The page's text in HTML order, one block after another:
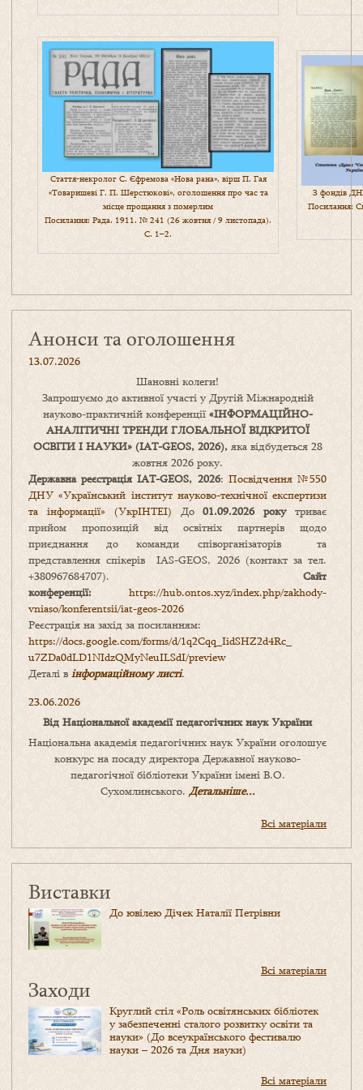
Стаття-некролог С. Єфремова «Нова рана», вірш П. Гая
«Товаришеві Г. П. Шерстюкові», оголошення про час та
місце прощання з померлим
Посилання: Рада. 1911. № 241 (26 жовтня / 9 листопада).
С. 1–2.
З фондів
Посилання:
Анонси та оголошення
13.07.2026
Шановні колеги!
Запрошуємо до активної участі у Другій Міжнародній
науково-практичній конференції «ІНФОРМАЦІЙНО-
АНАЛІТИЧНІ ТРЕНДИ ГЛОБАЛЬНОЇ ВІДКРИТОЇ
ОСВІТИ І НАУКИ» (IAT-GEOS, 2026),яка відбудеться 28
жовтня 2026 року.
Державна реєстрація IAT-GEOS, 2026: Посвідчення №550
ДНУ «Український інститут науково-технічної експертизи
та інформації» (УкрІНТЕІ) До01.09.2026 рокутриває
прийом пропозицій від освітніх партнерів щодо
приєднання до команди співорганізаторів та
представлення спікерів IAS-GEOS, 2026 (контакт за тел.
+380967684707). Сайт
конференції: https://hub.ontos.xyz/index.php/zakhody-
vniaso/konferentsii/iat-geos-2026
Реєстрація на захід за посиланням:
https://docs.google.com/forms/d/1q2Cqq_IidSHZ2d4Rc_
u7ZDa0dLD1NIdzQMyNeuILSdI/preview
Деталі в інформаційному листі.
23.06.2026
Від Національної академії педагогічних наук України
Національна академія педагогічних наук України оголошує
конкурс на посаду директора Державної науково-
педагогічної бібліотеки України імені В.О.
Сухомлинського. Детальніше...
Всі матеріали
Виставки
До ювілею Дічек Наталії Петрівни
Всі матеріали
Заходи
Круглий стіл «Роль освітянських бібліотек
у забезпеченні сталого розвитку освіти та
науки» (До всеукраїнського фестивалю
науки – 2026 та Дня науки)
Всі матеріали